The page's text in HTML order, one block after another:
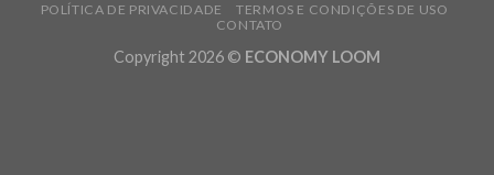
POLÍTICA DE PRIVACIDADE
TERMOS E CONDIÇÕES DE USO
CONTATO
Copyright 2026 © ECONOMY LOOM